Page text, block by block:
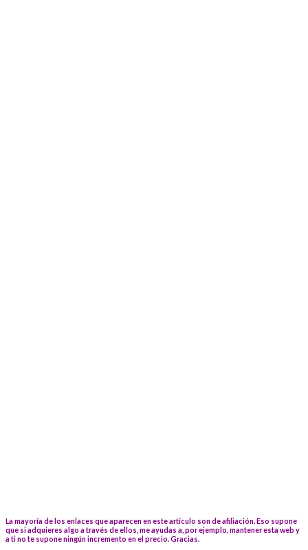
La mayoría de los enlaces que aparecen en este artículo son de afiliación. Eso supone
que si adquieres algo a través de ellos, me ayudas a, por ejemplo, mantener esta web y
a ti no te supone ningún incremento en el precio. Gracias.